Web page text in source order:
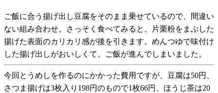
ご飯に合う揚げ出し豆腐をそのまま乗せているので、間違い
ない組み合わせ。さっそく食べてみると、片栗粉をまぶした
揚げた表面のカリカリ感が後を引きます。めんつゆで味付け
した揚げ出しがおいしくて、ご飯が進んでしまいました。
今回とうめしを作るのにかかった費用ですが、豆腐は50円、
さつま揚げは3枚入り198円のもので1枚66円、ほうじ茶は20